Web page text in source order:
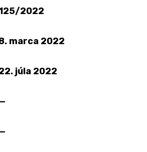
2022
marca 2022
júla 2022